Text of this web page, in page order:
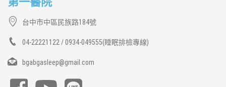
台中市中區民族路184號
04-22221122 / 0934-049555(睡眠排檢專線)
bgabgasleep@gmail.com